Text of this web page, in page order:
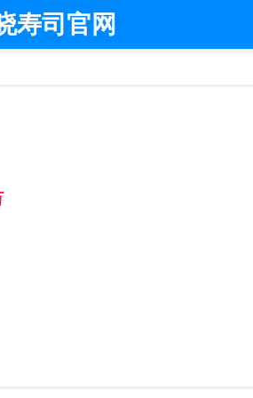
寿司官网